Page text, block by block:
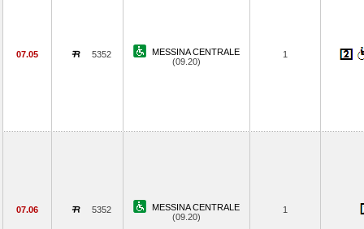
07.05 5352
MESSINA CENTRALE
(09.20)
1
07.06 5352
MESSINA CENTRALE
(09.20)
1